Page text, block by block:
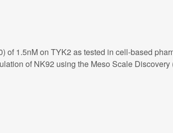
of 1.5nM on TYK2 as tested in cell-based
of NK92 using the Meso Scale Discovery